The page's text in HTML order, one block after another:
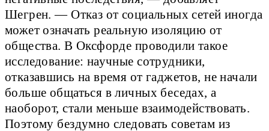
Шегрен. — Отказ от социальных сетей иногда
может означать реальную изоляцию от
общества. В Оксфорде проводили такое
исследование: научные сотрудники,
отказавшись на время от гаджетов, не начали
больше общаться в личных беседах, а
наоборот, стали меньше взаимодействовать.
Поэтому бездумно следовать советам из